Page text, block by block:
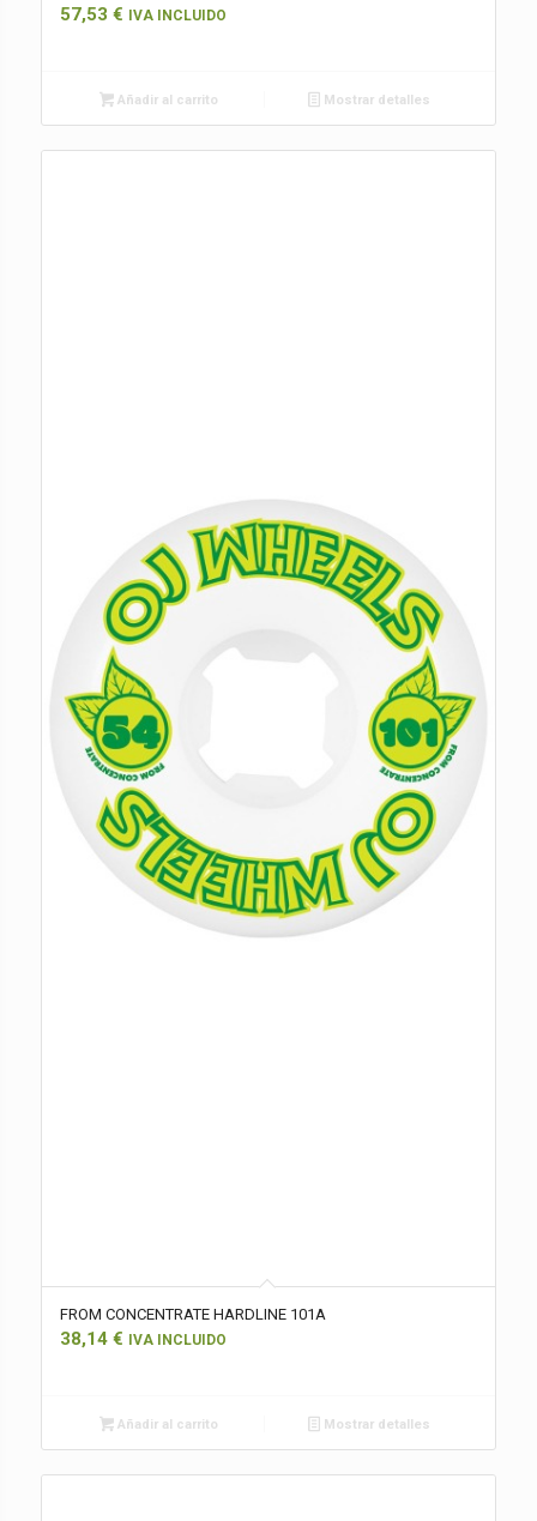
57,53 € IVA INCLUIDO
Añadir al carrito Mostrar detalles
FROM CONCENTRATE HARDLINE 101A
38,14 € IVA INCLUIDO
Añadir al carrito Mostrar detalles